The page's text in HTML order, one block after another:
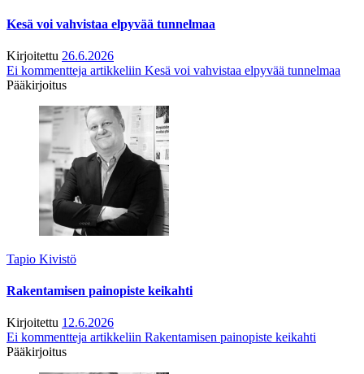
Kesä voi vahvistaa elpyvää tunnelmaa
Kirjoitettu 26.6.2026
Ei kommentteja artikkeliin Kesä voi vahvistaa elpyvää tunnelmaa
Pääkirjoitus
Tapio Kivistö
Rakentamisen painopiste keikahti
Kirjoitettu 12.6.2026
Ei kommentteja artikkeliin Rakentamisen painopiste keikahti
Pääkirjoitus